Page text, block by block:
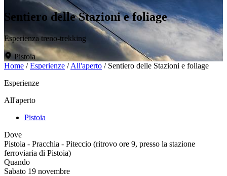
Sentiero delle Stazioni e foliage
Esperienza treno-trekking
Pistoia
Home /Esperienze /All'aperto / Sentiero delle Stazioni e foliage
Esperienze
All'aperto
Pistoia
Dove
Pistoia - Pracchia - Piteccio (ritrovo ore 9, presso la stazione
ferroviaria di Pistoia)
Quando
Sabato 19 novembre